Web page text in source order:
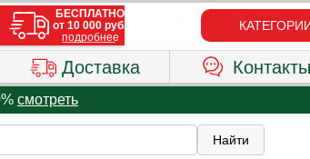
Доставка Контакты
смотреть